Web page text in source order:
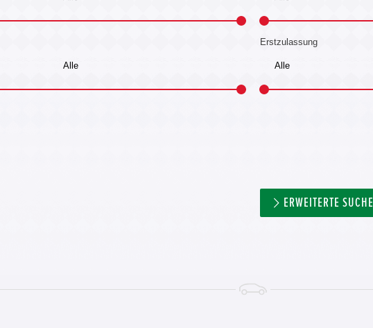
Erstzulassung
ERWEITERTE SUCHE